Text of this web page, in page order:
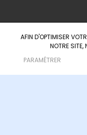
AFIN D'OPTIMISER
NOTRE SITE,
PARAMÉTRER
Agence d'ingénierie
— depuis 2008